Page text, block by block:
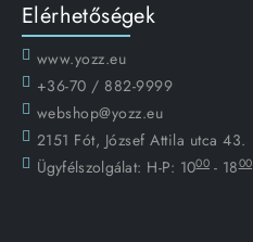
Elérhetőségek
www.yozz.eu
+36-70 / 882-9999
webshop@yozz.eu
2151 Fót, József Attila utca 43.
Ügyfélszolgálat: H-P: 1000 - 1800